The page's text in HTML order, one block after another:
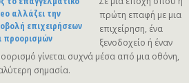
αλλάζει την
επιχειρήσεων
προορισμών
πρώτη επαφή με μια
επιχείρηση, ένα
ξενοδοχείο ή έναν
γίνεται συχνά μέσα από μια οθόνη,
σημασία.